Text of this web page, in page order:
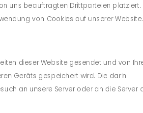
uns beauftragten Drittparteien platziert.
von Cookies auf unserer Website.
dieser Website gesendet und von
Geräts gespeichert wird. Die darin
an unsere Server oder an die Server